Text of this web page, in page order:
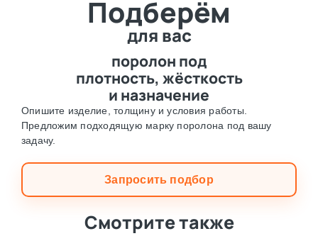
Подберём
для вас
поролон под
плотность, жёсткость
и назначение
Опишите изделие, толщину и условия работы.
Предложим подходящую марку поролона под вашу
задачу.
Запросить подбор
Смотрите также